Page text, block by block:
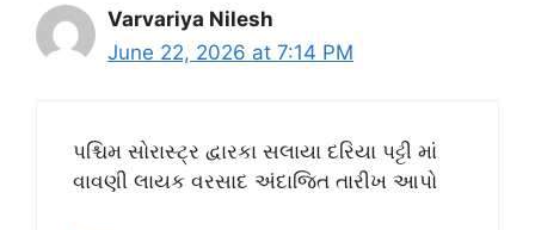
Varvariya Nilesh
June 22, 2026 at 7:14 PM
પશ્ચિમ સોરાસ્ટ્ર દ્વારકા સલાયા દરિયા પટ્ટી માં
વાવણી લાયક વરસાદ અંદાજિત તારીખ આપો